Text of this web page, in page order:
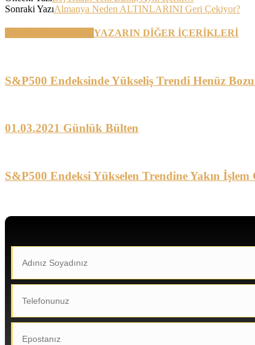
Sonraki YazıAlmanya Neden ALTINLARINI Geri Çekiyor?
YAZARIN DİĞER İÇERİKLERİ
S&P500 Endeksinde Yükseliş Trendi Henüz
01.03.2021 Günlük Bülten
S&P500 Endeksi Yükselen Trendine Yakın